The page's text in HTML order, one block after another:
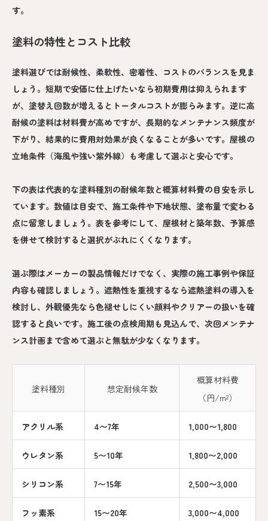
す。
塗料の特性とコスト比較
塗料選びでは耐候性、柔軟性、密着性、コストのバランスを見ま
しょう。短期で安価に仕上げたいなら初期費用は抑えられます
が、塗替え回数が増えるとトータルコストが膨らみます。逆に高
耐候の塗料は材料費が高めですが、長期的なメンテナンス頻度が
下がり、結果的に費用対効果が良くなることが多いです。屋根の
立地条件（海風や強い紫外線）も考慮して選ぶと安心です。
下の表は代表的な塗料種別の耐候年数と概算材料費の目安を示し
ています。数値は目安で、施工条件や下地状態、塗布量で変わる
点に留意しましょう。表を参考にして、屋根材と築年数、予算感
を併せて検討すると選択がぶれにくくなります。
選ぶ際はメーカーの製品情報だけでなく、実際の施工事例や保証
内容も確認しましょう。遮熱性を重視するなら遮熱塗料の導入を
検討し、外観優先なら色褪せしにくい顔料やクリアーの扱いを確
認すると良いです。施工後の点検周期も見込んで、次回メンテナ
ンス計画まで含めて選ぶと無駄が少なくなります。
塗料種別 想定耐候年数
概算材料費
（円/m²）
アクリル系 4〜7年 1,000〜1,800
ウレタン系 5〜10年 1,800〜2,000
シリコン系 7〜15年 2,500〜3,000
フッ素系 15〜20年 3,000〜4,000